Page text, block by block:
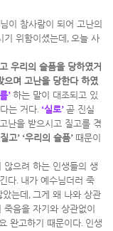
이 참사람이 되어 고난의
위함이셨는데 , 오늘 사
우리의 슬픔을 당하였거
며 고난을 당한다 하였
’ 하는 말이 대조되고 있
는 거다. ‘실로’ 곧 진실
난을 받으시고 질고를 겪
고’ ‘우리의 슬픔’ 때문이
으려 하는 인생들의 생
다. 내가 예수님더러 죽
는데 , 그게 왜 나와 상관
죽음을 자기와 상관없이
완고하기 때문이다. 인생